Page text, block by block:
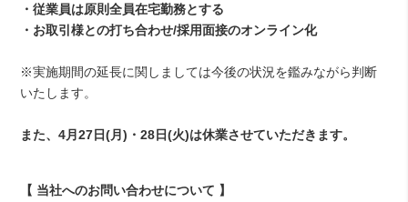
・従業員は原則全員在宅勤務とする
・お取引様との打ち合わせ/採用面接のオンライン化
※実施期間の延長に関しましては今後の状況を鑑みながら判断
いたします。
また、4月27日(月)・28日(火)は休業させていただきます。
【 当社へのお問い合わせについて 】